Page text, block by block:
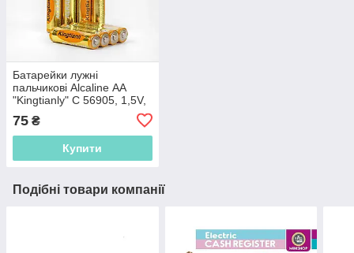
Батарейки лужні
пальчикові Alcaline АА
"Kingtianly" C 56905, 1,5V,
75 ₴
Купити
Подібні товари компанії